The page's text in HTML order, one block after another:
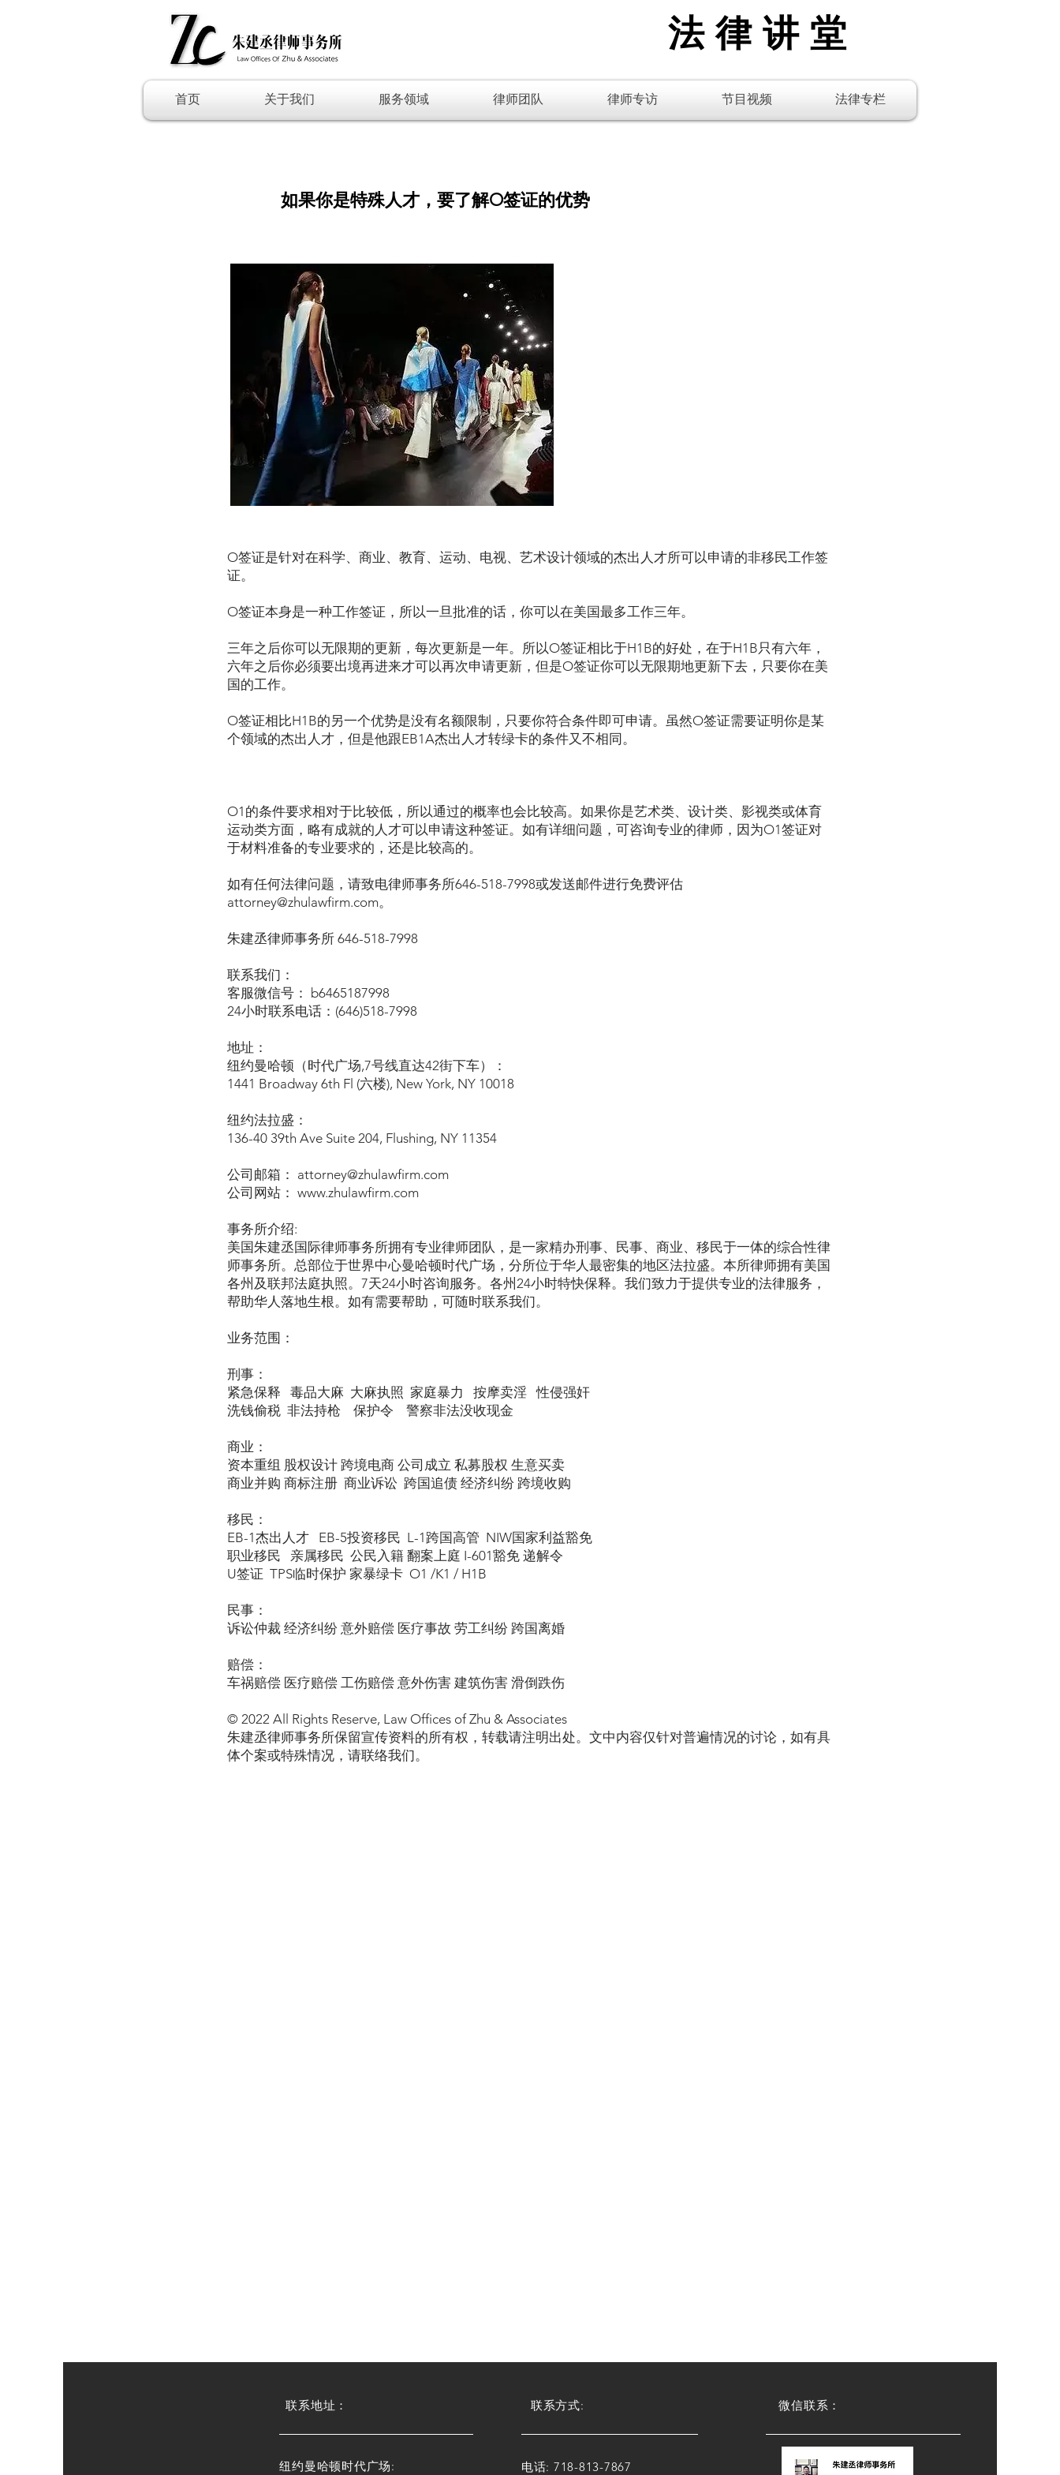
​法律讲堂
首页 关于我们 服务领域 律师团队 律师专访 节目视频 法律专栏
如果你是特殊人才，要了解O签证的优势
O签证是针对在科学、商业、教育、运动、电视、艺术设计领域的杰出人才所可以申请的非移民工作签
证。
O签证本身是一种工作签证，所以一旦批准的话，你可以在美国最多工作三年。
三年之后你可以无限期的更新，每次更新是一年。所以O签证相比于H1B的好处，在于H1B只有六年，
六年之后你必须要出境再进来才可以再次申请更新，但是O签证你可以无限期地更新下去，只要你在美
国的工作。
O签证相比H1B的另一个优势是没有名额限制，只要你符合条件即可申请。虽然O签证需要证明你是某
个领域的杰出人才，但是他跟EB1A杰出人才转绿卡的条件又不相同。
O1的条件要求相对于比较低，所以通过的概率也会比较高。如果你是艺术类、设计类、影视类或体育
运动类方面，略有成就的人才可以申请这种签证。如有详细问题，可咨询专业的律师，因为O1签证对
于材料准备的专业要求的，还是比较高的。
如有任何法律问题，请致电律师事务所646-518-7998或发送邮件进行免费评估
attorney@zhulawfirm.com。
朱建丞律师事务所 646-518-7998
联系我们：
客服微信号： b6465187998
24小时联系电话：(646)518-7998
地址：
纽约曼哈顿（时代广场,7号线直达42街下车）：
1441 Broadway 6th Fl (六楼), New York, NY 10018
纽约法拉盛：
136-40 39th Ave Suite 204, Flushing, NY 11354
公司邮箱： attorney@zhulawfirm.com
公司网站： www.zhulawfirm.com
事务所介绍:
美国朱建丞国际律师事务所拥有专业律师团队，是一家精办刑事、民事、商业、移民于一体的综合性律
师事务所。总部位于世界中心曼哈顿时代广场，分所位于华人最密集的地区法拉盛。本所律师拥有美国
各州及联邦法庭执照。7天24小时咨询服务。各州24小时特快保释。我们致力于提供专业的法律服务，
帮助华人落地生根。如有需要帮助，可随时联系我们。
业务范围：
刑事：
紧急保释 毒品大麻 大麻执照 家庭暴力 按摩卖淫 性侵强奸
洗钱偷税 非法持枪 保护令 警察非法没收现金
商业：
资本重组 股权设计 跨境电商 公司成立 私募股权 生意买卖
商业并购 商标注册 商业诉讼 跨国追债 经济纠纷 跨境收购
移民：
EB-1杰出人才 EB-5投资移民 L-1跨国高管 NIW国家利益豁免
职业移民 亲属移民 公民入籍 翻案上庭 I-601豁免 递解令
U签证 TPS临时保护 家暴绿卡 O1 /K1 / H1B
民事：
诉讼仲裁 经济纠纷 意外赔偿 医疗事故 劳工纠纷 跨国离婚
赔偿：
车祸赔偿 医疗赔偿 工伤赔偿 意外伤害 建筑伤害 滑倒跌伤
© 2022 All Rights Reserve, Law Offices of Zhu & Associates
朱建丞律师事务所保留宣传资料的所有权，转载请注明出处。文中内容仅针对普遍情况的讨论，如有具
体个案或特殊情况，请联络我们。
​联系地址：
纽约曼哈顿时代广场:
联系方式:
电话: 718-813-7867
微信联系：